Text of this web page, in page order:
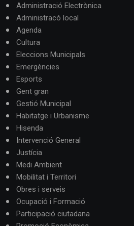
Administració Electrònica
Administracó local
Agenda
Cultura
Eleccions Municipals
Emergències
Esports
Gent gran
Gestió Municipal
Habitatge i Urbanisme
Hisenda
Intervenció General
Justícia
Medi Ambient
Mobilitat i Territori
Obres i serveis
Ocupació i Formació
Participació ciutadana